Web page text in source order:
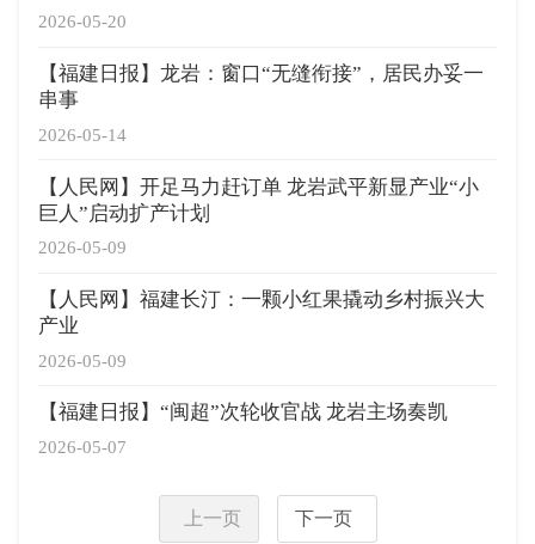
2026-05-20
2026-05-14
【福建日报】龙岩：窗口“无缝衔接”，居民办妥一
串事
2026-05-09
【人民网】开足马力赶订单 龙岩武平新显产业“小
巨人”启动扩产计划
2026-05-09
【人民网】福建长汀：一颗小红果撬动乡村振兴大
产业
2026-05-07
【福建日报】“闽超”次轮收官战 龙岩主场奏凯
上一页 下一页